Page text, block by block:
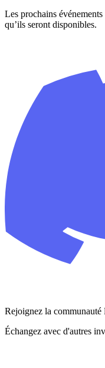
Les prochains
qu’ils seront disponibles.
Rejoignez la communauté
Échangez avec d'autres